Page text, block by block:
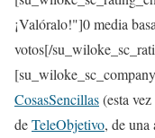
¡Valóralo!"]0media
votos[/
CosasSencillas(esta
deTeleObjetivo, de